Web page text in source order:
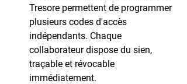
Tresore permettent de programmer
plusieurs codes d'accès
indépendants. Chaque
collaborateur dispose du sien,
traçable et révocable
immédiatement.